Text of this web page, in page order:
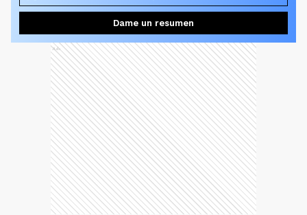
Dame un resumen
Ads